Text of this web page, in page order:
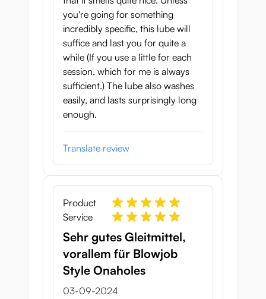
you're going for something
incredibly specific, this lube will
suffice and last you for quite a
while (If you use a little for each
session, which for me is always
sufficient.) The lube also washes
easily, and lasts surprisingly long
enough.
Translate review
Product
Service
Sehr gutes Gleitmittel,
vorallem für Blowjob
Style Onaholes
3 september 2024
03-09-2024